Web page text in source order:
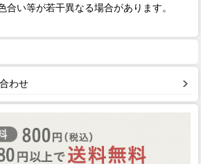
い等が若干異なる場合があります。
わせ